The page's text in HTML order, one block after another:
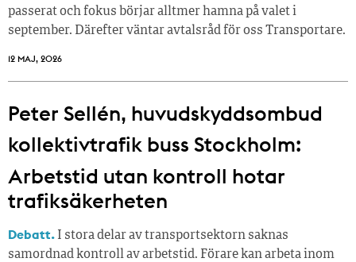
passerat och fokus börjar alltmer hamna på valet i
september. Därefter väntar avtalsråd för oss Transportare.
12 MAJ, 2026
Peter Sellén, huvudskyddsombud
kollektivtrafik buss Stockholm:
Arbetstid utan kontroll hotar
trafiksäkerheten
Debatt. I stora delar av transportsektorn saknas
samordnad kontroll av arbetstid. Förare kan arbeta inom